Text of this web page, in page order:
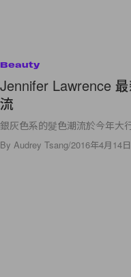
Beauty
Jennifer Lawrence
流
銀灰色系的髮色潮流於今年大
By Audrey Tsang/2016年4月14日